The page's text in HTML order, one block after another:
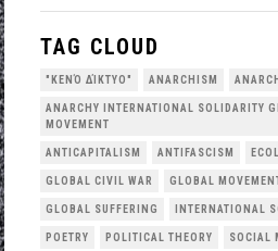
TAG CLOUD
"ΚΕΝΌ ΔΊΚΤΥΟ" ANARCHISM
ANARCHY INTERNATIONAL SOLIDARITY
MOVEMENT
ANTICAPITALISM ANTIFASCISM
GLOBAL CIVIL WAR GLOBAL
GLOBAL SUFFERING INTERNATIONAL
POETRY POLITICAL THEORY SOCIAL